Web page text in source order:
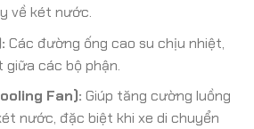
về két nước.
Các đường ống cao su chịu nhiệt,
các bộ phận.
Fan): Giúp tăng cường luồng
nước, đặc biệt khi xe di chuyển